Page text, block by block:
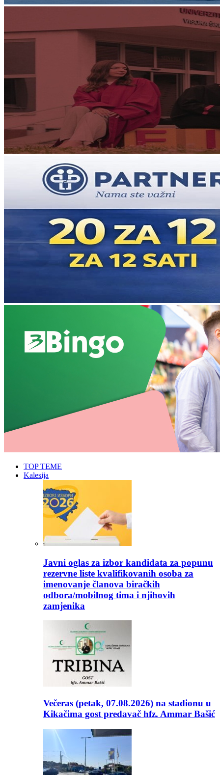
TOP TEME
Kalesija
Javni oglas za izbor kandidata za popunu
rezervne liste kvalifikovanih osoba za
imenovanje članova biračkih
odbora/mobilnog tima i njihovih
zamjenika
Večeras (petak, 07.08.2026) na stadionu u
Kikačima gost predavač hfz. Ammar Bašić